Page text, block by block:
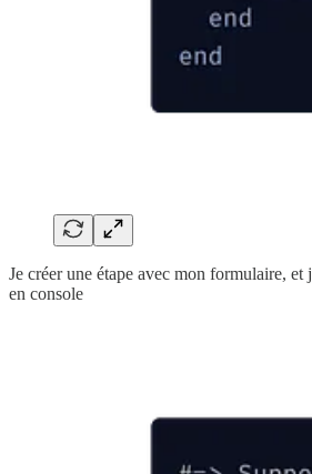
Je créer une étape avec mon formulaire, et
en console